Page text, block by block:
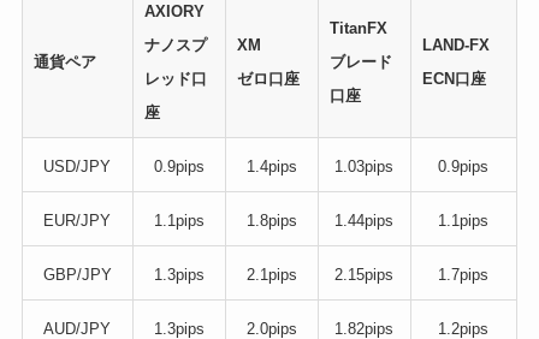
通貨ペア
AXIORY
ナノスプ
レッド口
座
XM
ゼロ口座
TitanFX
ブレード
口座
LAND-FX
ECN口座
USD/JPY 0.9pips 1.4pips 1.03pips 0.9pips
EUR/JPY 1.1pips 1.8pips 1.44pips 1.1pips
GBP/JPY 1.3pips 2.1pips 2.15pips 1.7pips
AUD/JPY 1.3pips 2.0pips 1.82pips 1.2pips